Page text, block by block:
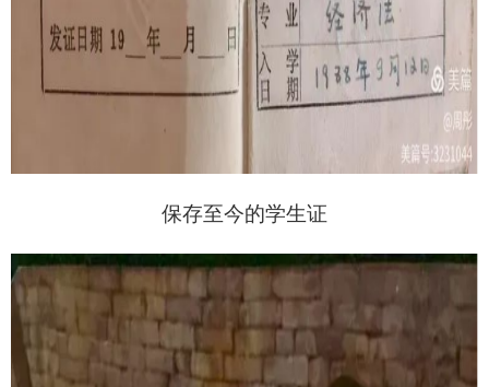
保存至今的学生证